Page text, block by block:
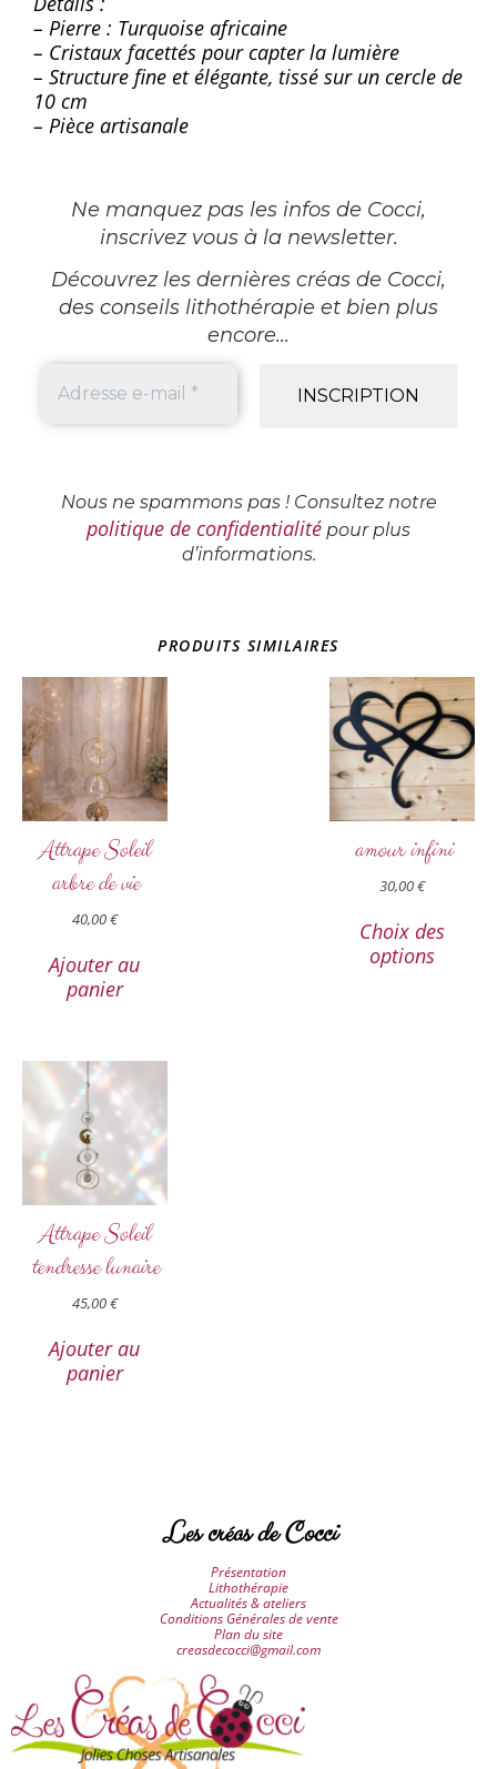
– Pierre : Turquoise africaine
– Cristaux facettés pour capter la lumière
– Structure fine et élégante, tissé sur un cercle de
10 cm
– Pièce artisanale
Ne manquez pas les infos de Cocci,
inscrivez vous à la newsletter.
Découvrez les dernières créas de Cocci,
des conseils lithothérapie et bien plus
encore...
Nous ne spammons pas ! Consultez notre
politique de confidentialité pour plus
d’informations.
PRODUITS SIMILAIRES
Attrape Soleil
arbre de vie
40,00€
Ajouter au
panier
amour infini
30,00€
Choix des
options
Attrape Soleil
tendresse lunaire
45,00€
Ajouter au
panier
Les créas de Cocci
Présentation
Lithothérapie
Actualités & ateliers
Conditions Générales de vente
Plan du site
creasdecocci@gmail.com